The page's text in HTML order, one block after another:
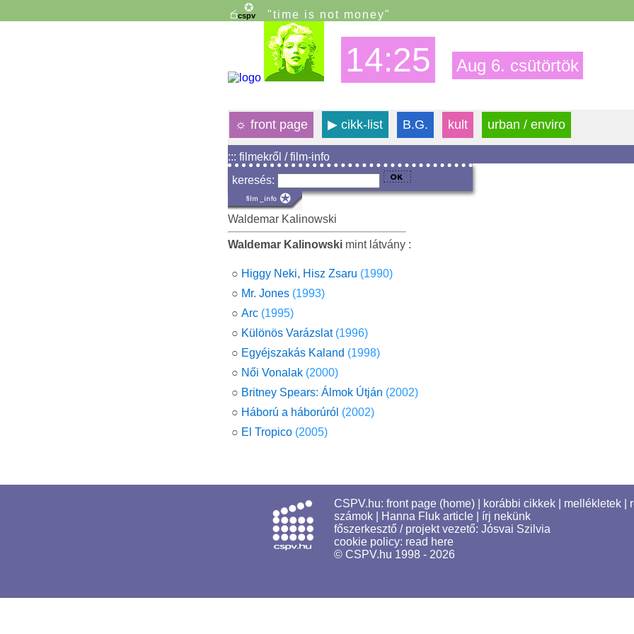
"time is not money"
14:25 Aug 6. csütörtök
☼ front page ▶ cikk-list B.G. kult urban / enviro
::: filmekről / film-info
keresés:
Waldemar Kalinowski
Waldemar Kalinowski mint látvány :
○ Higgy Neki, Hisz Zsaru (1990)
○ Mr. Jones (1993)
○ Arc (1995)
○ Különös Varázslat (1996)
○ Egyéjszakás Kaland (1998)
○ Női Vonalak (2000)
○ Britney Spears: Álmok Útján (2002)
○ Háború a háborúról (2002)
○ El Tropico (2005)
CSPV.hu: front page (home) korábbi cikkek mellékletek
számok
Hanna Fluk article
írj nekünk
főszerkesztő / projekt vezető: Jósvai Szilvia
cookie policy: read here
© CSPV.hu 1998 - 2026